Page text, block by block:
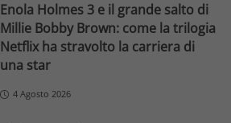
Enola Holmes 3 e il grande salto di
Millie Bobby Brown: come la trilogia
Netflix ha stravolto la carriera di
una star
4 Agosto 2026